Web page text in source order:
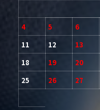
4
5 6
11
12 13
18
19 20
25
26 27